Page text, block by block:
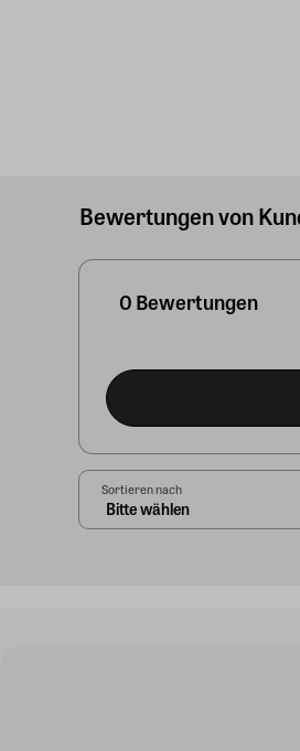
Bewertungen von
0 Bewertungen
Sortieren nach